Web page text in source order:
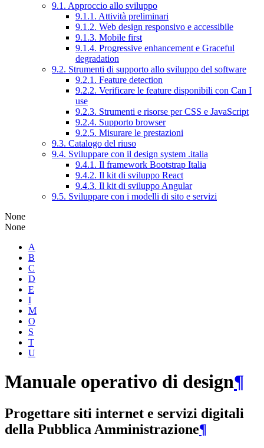
9.1. Approccio allo sviluppo
9.1.1. Attività preliminari
9.1.2. Web design responsivo e accessibile
9.1.3. Mobile first
9.1.4. Progressive enhancement e Graceful
degradation
9.2. Strumenti di supporto allo sviluppo del software
9.2.1. Feature detection
9.2.2. Verificare le feature disponibili con Can I
use
9.2.3. Strumenti e risorse per CSS e JavaScript
9.2.4. Supporto browser
9.2.5. Misurare le prestazioni
9.3. Catalogo del riuso
9.4. Sviluppare con il design system .italia
9.4.1. Il framework Bootstrap Italia
9.4.2. Il kit di sviluppo React
9.4.3. Il kit di sviluppo Angular
9.5. Sviluppare con i modelli di sito e servizi
None
None
A
B
C
D
E
I
M
O
S
T
U
Manuale operativo di design¶
Progettare siti internet e servizi digitali
della Pubblica Amministrazione¶